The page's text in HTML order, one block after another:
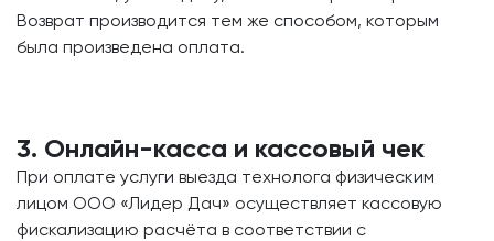
Возврат производится тем же способом, которым
была произведена оплата.
3. Онлайн-касса и кассовый чек
При оплате услуги выезда технолога физическим
лицом ООО «Лидер Дач» осуществляет кассовую
фискализацию расчёта в соответствии с